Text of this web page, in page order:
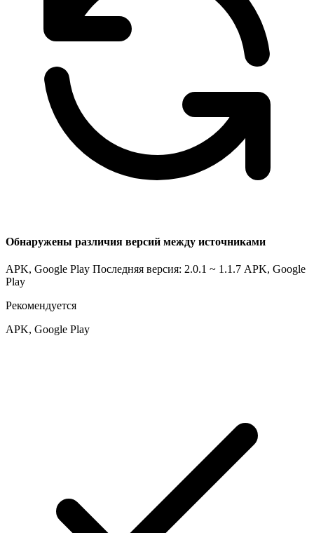
Обнаружены различия версий между источниками
APK, Google Play Последняя версия: 2.0.1 ~ 1.1.7 APK, Google
Play
Рекомендуется
APK, Google Play